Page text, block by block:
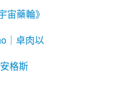
宙藥輪》
｜卓肉以
安格斯